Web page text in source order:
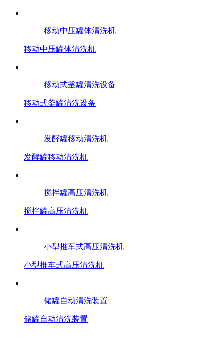
移动中压罐体清洗机
移动中压罐体清洗机
移动式釜罐清洗设备
移动式釜罐清洗设备
发酵罐移动清洗机
发酵罐移动清洗机
搅拌罐高压清洗机
搅拌罐高压清洗机
小型推车式高压清洗机
小型推车式高压清洗机
储罐自动清洗装置
储罐自动清洗装置